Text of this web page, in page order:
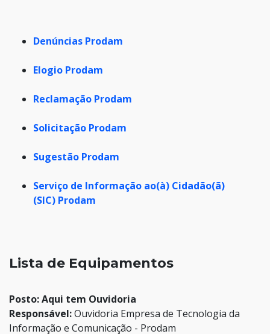
Denúncias Prodam
Elogio Prodam
Reclamação Prodam
Solicitação Prodam
Sugestão Prodam
Serviço de Informação ao(à) Cidadão(ã)
(SIC) Prodam
Lista de Equipamentos
Posto: Aqui tem Ouvidoria
Responsável:Ouvidoria Empresa de Tecnologia da
Informação e Comunicação - Prodam